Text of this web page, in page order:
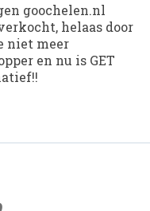
goochelen.nl
helaas door
niet meer
en nu is GET